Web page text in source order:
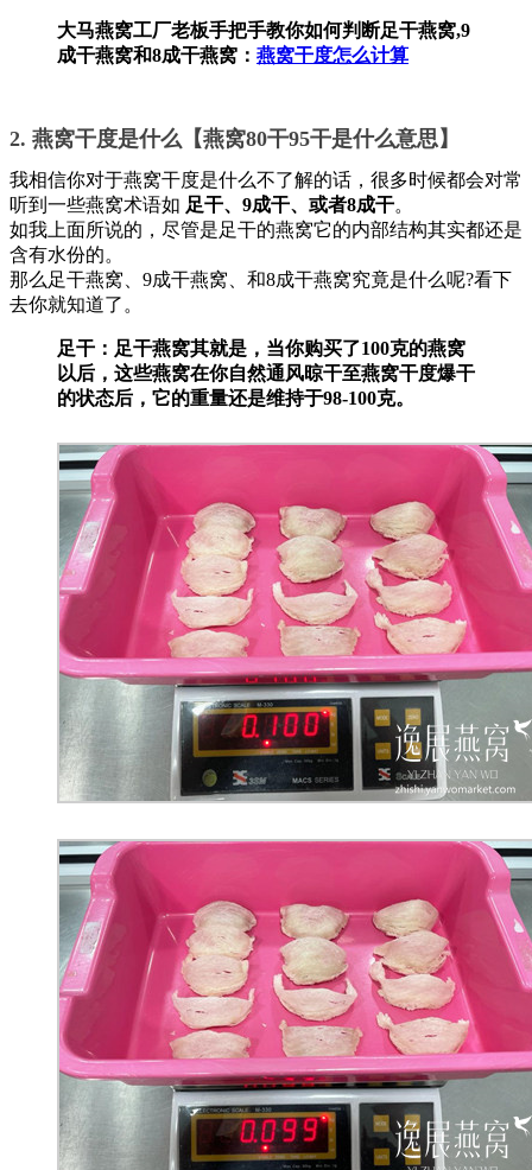
大马燕窝工厂老板手把手教你如何判断足干燕窝,9
成干燕窝和8成干燕窝： 燕窝干度怎么计算
2. 燕窝干度是什么【燕窝80干95干是什么意思】
我相信你对于燕窝干度是什么不了解的话，很多时候都会对常
听到一些燕窝术语如 足干、9成干、或者8成干。
如我上面所说的，尽管是足干的燕窝它的内部结构其实都还是
含有水份的。
那么足干燕窝、9成干燕窝、和8成干燕窝究竟是什么呢?看下
去你就知道了。
足干：足干燕窝其就是，当你购买了100克的燕窝
以后，这些燕窝在你自然通风晾干至燕窝干度爆干
的状态后，它的重量还是维持于98-100克。